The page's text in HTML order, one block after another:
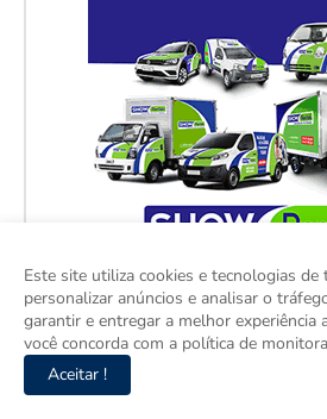
Este site utiliza cookies e tecnologias de
personalizar anúncios e analisar o
garantir e entregar a melhor experiência
você concorda com a política de
Aceitar !